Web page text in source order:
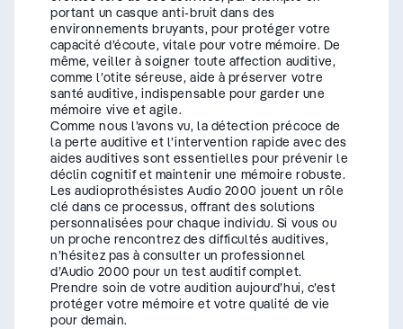
portant un casque anti-bruit dans des
environnements bruyants, pour protéger votre
capacité d’écoute, vitale pour votre mémoire. De
même, veiller à soigner toute affection auditive,
comme l’otite séreuse, aide à préserver votre
santé auditive, indispensable pour garder une
mémoire vive et agile.
Comme nous l’avons vu, la détection précoce de
la perte auditive et l’intervention rapide avec des
aides auditives sont essentielles pour prévenir le
déclin cognitif et maintenir une mémoire robuste.
Les audioprothésistes Audio 2000 jouent un rôle
clé dans ce processus, offrant des solutions
personnalisées pour chaque individu. Si vous ou
un proche rencontrez des difficultés auditives,
n’hésitez pas à consulter un professionnel
d’Audio 2000 pour un test auditif complet.
Prendre soin de votre audition aujourd’hui, c’est
protéger votre mémoire et votre qualité de vie
pour demain.